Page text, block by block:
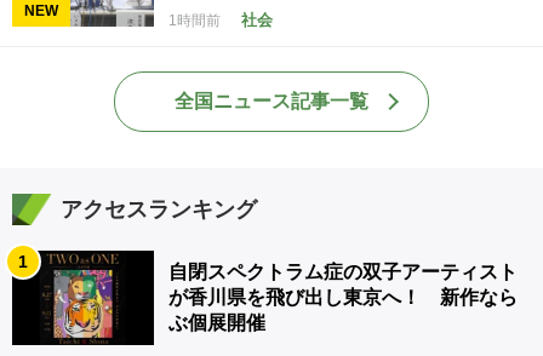
NEW
1時間前 社会
全国ニュース記事一覧
アクセスランキング
1
自閉スペクトラム症の双子アーティスト
が香川県を飛び出し東京へ！ 新作なら
ぶ個展開催